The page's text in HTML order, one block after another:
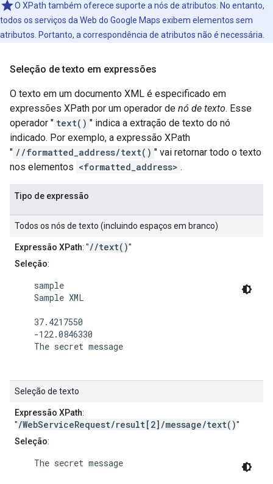
O XPath também oferece suporte a nós de atributos. No entanto,
todos os serviços da Web do Google Maps exibem elementos sem
atributos. Portanto, a correspondência de atributos não é necessária.
Seleção de texto em expressões
O texto em um documento XML é especificado em
expressões XPath por um operador de nó de texto. Esse
operador " text() " indica a extração de texto do nó
indicado. Por exemplo, a expressão XPath
" //formatted_address/text() " vai retornar todo o texto
nos elementos <formatted_address> .
Tipo de expressão
Todos os nós de texto (incluindo espaços em branco)
Expressão XPath: "//text()"
Seleção:
    sample
    Sample XML
    37.4217550
    -122.0846330
    The secret message
Seleção de texto
Expressão XPath:
"/WebServiceRequest/result[2]/message/text()"
Seleção:
    The secret message